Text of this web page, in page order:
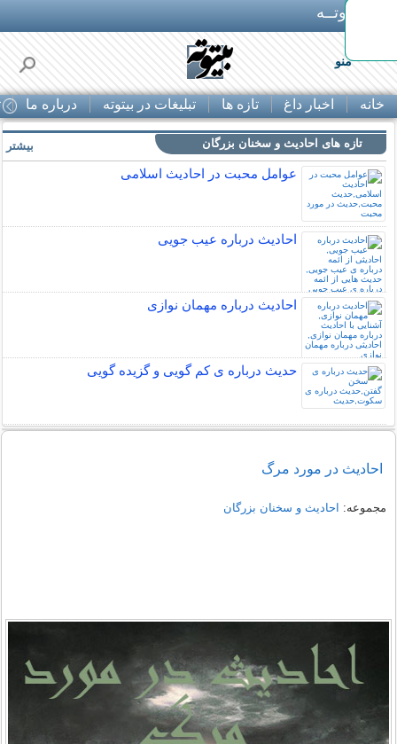
بـیتوتــه
منو
خانه اخبار داغ تازه ها تبلیغات در بیتوته درباره ما
تازه های احادیث و سخنان بزرگان
عوامل محبت در احادیث اسلامى
احادیث درباره عیب جویی
احادیث درباره مهمان نوازی
حدیث درباره ی کم گویی و گزیده گویی
بیشتر
احادیث در مورد مرگ
مجموعه: احادیث و سخنان بزرگان